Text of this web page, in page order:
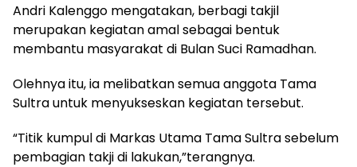
Andri Kalenggo mengatakan, berbagi takjil
merupakan kegiatan amal sebagai bentuk
membantu masyarakat di Bulan Suci Ramadhan.
Olehnya itu, ia melibatkan semua anggota Tama
Sultra untuk menyukseskan kegiatan tersebut.
“Titik kumpul di Markas Utama Tama Sultra sebelum
pembagian takji di lakukan,”terangnya.